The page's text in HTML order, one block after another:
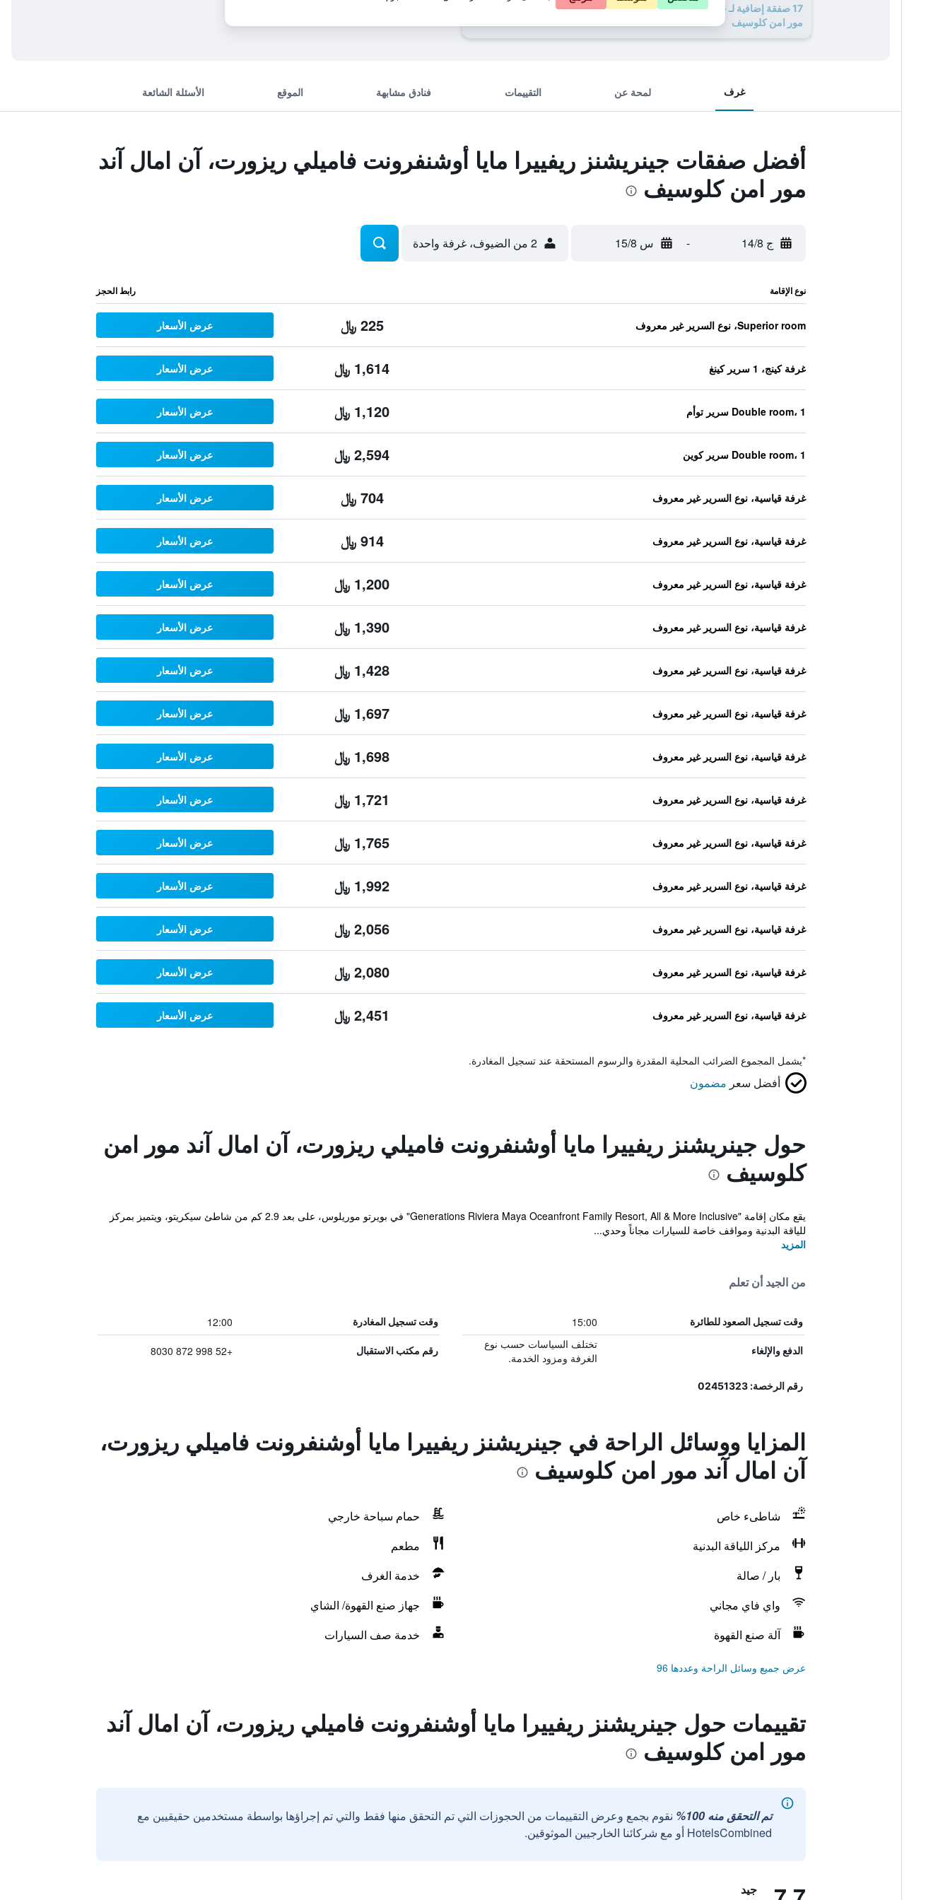
17 صفقة إضافية لـ جينريشنز ريفييرا مايا أوشنفرونت فاميلي ريزورت، آن امال آند
مور امن كلوسيف
غرف لمحة عن التقييمات فنادق مشابهة الموقع الأسئلة الشائعة
أفضل صفقات جينريشنز ريفييرا مايا أوشنفرونت فاميلي ريزورت، آن امال آند
مور امن كلوسيف
ج 14/8 - س 15/8 2 من الضيوف، غرفة واحدة
نوع الإقامة رابط الحجز
Superior room، نوع السرير غير معروف 225 ﷼ عرض الأسعار
غرفة كينج، 1 سرير كينغ 1,614 ﷼ عرض الأسعار
Double room، 1 سرير توأم 1,120 ﷼ عرض الأسعار
Double room، 1 سرير كوين 2,594 ﷼ عرض الأسعار
غرفة قياسية، نوع السرير غير معروف 704 ﷼ عرض الأسعار
غرفة قياسية، نوع السرير غير معروف 914 ﷼ عرض الأسعار
غرفة قياسية، نوع السرير غير معروف 1,200 ﷼ عرض الأسعار
غرفة قياسية، نوع السرير غير معروف 1,390 ﷼ عرض الأسعار
غرفة قياسية، نوع السرير غير معروف 1,428 ﷼ عرض الأسعار
غرفة قياسية، نوع السرير غير معروف 1,697 ﷼ عرض الأسعار
غرفة قياسية، نوع السرير غير معروف 1,698 ﷼ عرض الأسعار
غرفة قياسية، نوع السرير غير معروف 1,721 ﷼ عرض الأسعار
غرفة قياسية، نوع السرير غير معروف 1,765 ﷼ عرض الأسعار
غرفة قياسية، نوع السرير غير معروف 1,992 ﷼ عرض الأسعار
غرفة قياسية، نوع السرير غير معروف 2,056 ﷼ عرض الأسعار
غرفة قياسية، نوع السرير غير معروف 2,080 ﷼ عرض الأسعار
غرفة قياسية، نوع السرير غير معروف 2,451 ﷼ عرض الأسعار
*يشمل المجموع الضرائب المحلية المقدرة والرسوم المستحقة عند تسجيل المغادرة.
أفضل سعر مضمون
حول جينريشنز ريفييرا مايا أوشنفرونت فاميلي ريزورت، آن امال آند مور امن
كلوسيف
يقع مكان إقامة "Generations Riviera Maya Oceanfront Family Resort, All & More Inclusive" في بويرتو موريلوس، على بعد 2.9 كم من شاطئ سيكريتو، ويتميز بمركز
للياقة البدنية ومواقف خاصة للسيارات مجاناً وحدي...
المزيد
من الجيد أن تعلم
وقت تسجيل الصعود للطائرة 15:00 وقت تسجيل المغادرة 12:00
الدفع والإلغاء
تختلف السياسات حسب نوع
الغرفة ومزود الخدمة.
رقم مكتب الاستقبال +52 998 872 8030
رقم الرخصة: 02451323
المزايا ووسائل الراحة في جينريشنز ريفييرا مايا أوشنفرونت فاميلي ريزورت،
آن امال آند مور امن كلوسيف
شاطىء خاص
حمام سباحة خارجي
مركز اللياقة البدنية
مطعم
بار / صالة
خدمة الغرف
واي فاي مجاني
جهاز صنع القهوة/ الشاي
آلة صنع القهوة
خدمة صف السيارات
عرض جميع وسائل الراحة وعددها 96
تقييمات حول جينريشنز ريفييرا مايا أوشنفرونت فاميلي ريزورت، آن امال آند
مور امن كلوسيف
تم التحقق منه 100%
نقوم بجمع وعرض التقييمات من الحجوزات التي تم التحقق منها فقط والتي تم إجراؤها بواسطة مستخدمين حقيقيين مع
HotelsCombined أو مع شركائنا الخارجيين الموثوقين.
جيد